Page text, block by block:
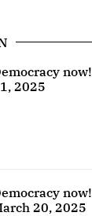
2025
20, 2025